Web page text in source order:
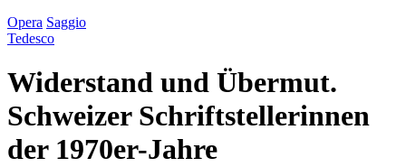
Opera Saggio
Tedesco
Widerstand und Übermut.
Schweizer Schriftstellerinnen
der 1970er-Jahre